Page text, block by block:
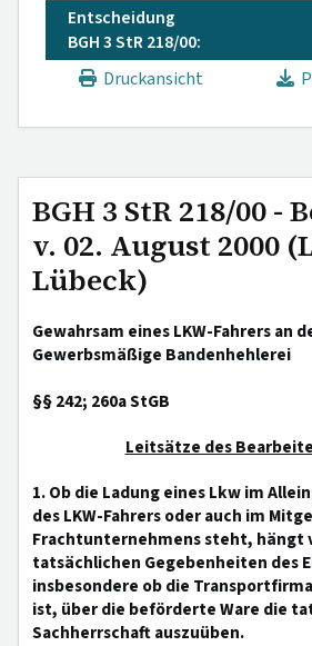
Entscheidung
BGH 3 StR 218/00:
Druckansicht
BGH 3 StR 218/00 -
v. 02. August 2000
Lübeck)
Gewahrsam eines LKW-Fahrers an
Gewerbsmäßige Bandenhehlerei
§§ 242; 260a StGB
Leitsätze des
1. Ob die Ladung eines Lkw im
des LKW-Fahrers oder auch im
Frachtunternehmens steht, hängt
tatsächlichen Gegebenheiten des
insbesondere ob die
ist, über die beförderte Ware die
Sachherrschaft auszuüben.